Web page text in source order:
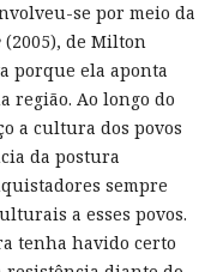
se por meio da
(2005), de Milton
porque ela aponta
região. Ao longo do
a cultura dos povos
da postura
sempre
a esses povos.
tenha havido certo